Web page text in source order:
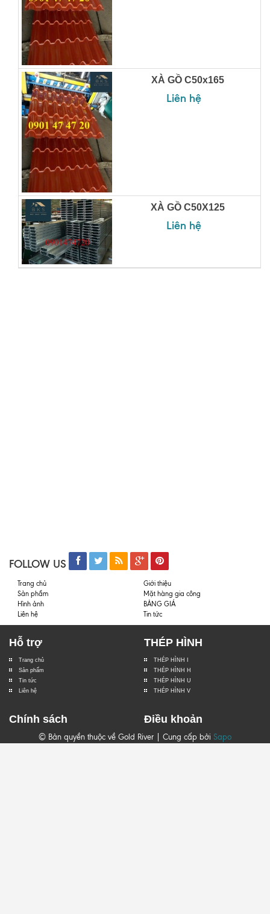
XÀ GỒ C50x165
Liên hệ
XÀ GỒ C50X125
Liên hệ
FOLLOW US
Trang chủ
Giới thiệu
Sản phẩm
Mặt hàng gia công
Hình ảnh
BẢNG GIÁ
Liên hệ
Tin tức
Hỗ trợ
Trang chủ
Sản phẩm
Tin tức
Liên hệ
THÉP HÌNH
THÉP HÌNH I
THÉP HÌNH H
THÉP HÌNH U
THÉP HÌNH V
Chính sách Điều khoản
© Bản quyền thuộc về Gold River | Cung cấp bởi Sapo